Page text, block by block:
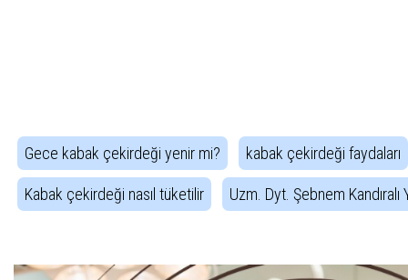
Gece kabak çekirdeği yenir mi? kabak çekirdeği faydaları
Kabak çekirdeği nasıl tüketilir Uzm. Dyt. Şebnem Kandıralı